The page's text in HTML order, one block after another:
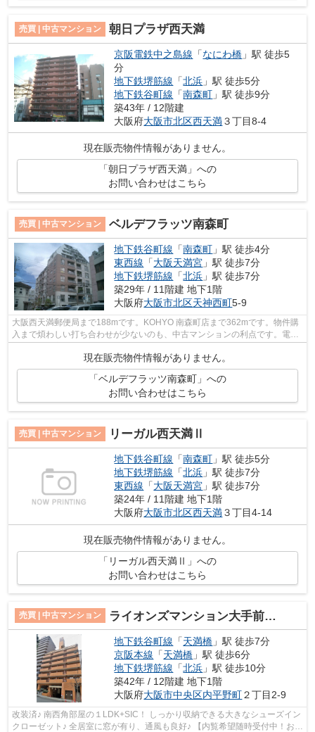
売買 | 中古マンション 朝日プラザ西天満
京阪電鉄中之島線 「なにわ橋 」駅 徒歩5
分
地下鉄堺筋線 「北浜 」駅 徒歩5分
地下鉄谷町線 「南森町 」駅 徒歩9分
築43年 / 12階建
大阪府大阪市北区西天満３丁目8-4
現在販売物件情報がありません。
「朝日プラザ西天満」への
お問い合わせはこちら
売買 | 中古マンション ベルデフラッツ南森町
地下鉄谷町線 「南森町 」駅 徒歩4分
東西線 「大阪天満宮 」駅 徒歩7分
地下鉄堺筋線 「北浜 」駅 徒歩7分
築29年 / 11階建 地下1階
大阪府大阪市北区天神西町5-9
大阪西天満郵便局まで188mです。KOHYO 南森町店まで362mです。物件購
入まで煩わしい打ち合わせが少ないのも、中古マンションの利点です。電車
現在販売物件情報がありません。
「ベルデフラッツ南森町」への
お問い合わせはこちら
売買 | 中古マンション リーガル西天満Ⅱ
地下鉄谷町線 「南森町 」駅 徒歩5分
地下鉄堺筋線 「北浜 」駅 徒歩7分
東西線 「大阪天満宮 」駅 徒歩7分
築24年 / 11階建 地下1階
大阪府大阪市北区西天満３丁目4-14
現在販売物件情報がありません。
「リーガル西天満Ⅱ」への
お問い合わせはこちら
売買 | 中古マンション ライオンズマンション大手前第二
地下鉄谷町線 「天満橋 」駅 徒歩7分
京阪本線 「天満橋 」駅 徒歩6分
地下鉄堺筋線 「北浜 」駅 徒歩10分
築42年 / 12階建 地下1階
大阪府大阪市中央区内平野町２丁目2-9
改装済♪ 南西角部屋の１LDK+SIC！ しっかり収納できる大きなシューズイン
クローゼット♪ 全居室に窓が有り、通風も良好♪ 【内覧希望随時受付中！お気